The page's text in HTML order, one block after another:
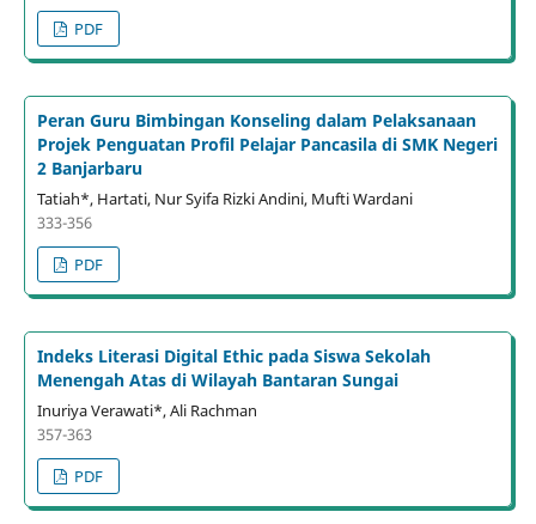
PDF
Peran Guru Bimbingan Konseling dalam Pelaksanaan
Projek Penguatan Profil Pelajar Pancasila di SMK Negeri
2 Banjarbaru
Tatiah*, Hartati, Nur Syifa Rizki Andini, Mufti Wardani
333-356
PDF
Indeks Literasi Digital Ethic pada Siswa Sekolah
Menengah Atas di Wilayah Bantaran Sungai
Inuriya Verawati*, Ali Rachman
357-363
PDF